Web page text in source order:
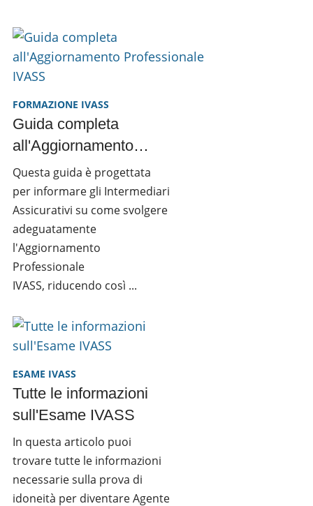
FORMAZIONE IVASS
Guida completa
all'Aggiornamento
Professionale IVASS
Questa guida è progettata
per informare gli Intermediari
Assicurativi su come svolgere
adeguatamente
l'Aggiornamento
Professionale
IVASS, riducendo così ...
ESAME IVASS
Tutte le informazioni
sull'Esame IVASS
In questa articolo puoi
trovare tutte le informazioni
necessarie sulla prova di
idoneità per diventare Agente